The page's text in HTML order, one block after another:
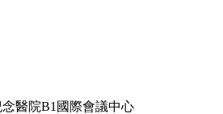
醫院B1國際會議中心